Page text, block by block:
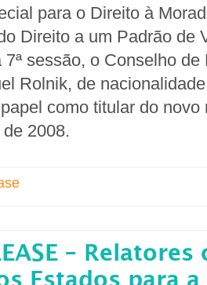
para o Direito à
Direito a um Padrão de
7ª sessão, o Conselho
Rolnik, de
como titular do novo
2008.
–